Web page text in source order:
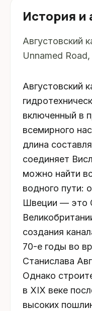
История и
Августовский
Unnamed
Августовский
включенный в
всемирного
длина
соединяет
можно найти
водного пути:
Швеции — это
создания
70-е годы во
Станислава
Однако
в ХIХ веке
высоких